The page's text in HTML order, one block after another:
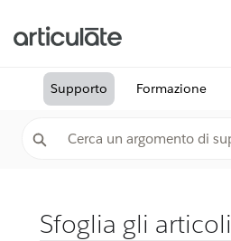
Supporto Formazione
Sfoglia gli articoli